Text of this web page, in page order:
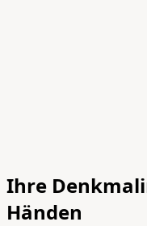
Ihre
Händen